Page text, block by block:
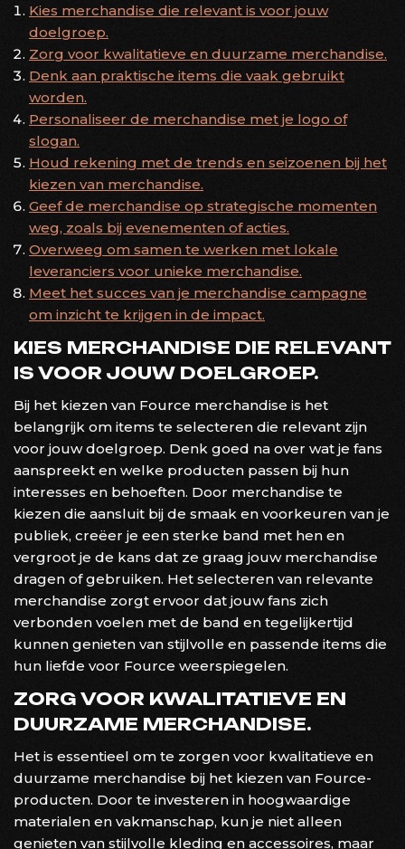
Kies merchandise die relevant is voor jouw
doelgroep.
Zorg voor kwalitatieve en duurzame merchandise.
Denk aan praktische items die vaak gebruikt
worden.
Personaliseer de merchandise met je logo of
slogan.
Houd rekening met de trends en seizoenen bij het
kiezen van merchandise.
Geef de merchandise op strategische momenten
weg, zoals bij evenementen of acties.
Overweeg om samen te werken met lokale
leveranciers voor unieke merchandise.
Meet het succes van je merchandise campagne
om inzicht te krijgen in de impact.
KIES MERCHANDISE DIE RELEVANT
IS VOOR JOUW DOELGROEP.
Bij het kiezen van Fource merchandise is het
belangrijk om items te selecteren die relevant zijn
voor jouw doelgroep. Denk goed na over wat je fans
aanspreekt en welke producten passen bij hun
interesses en behoeften. Door merchandise te
kiezen die aansluit bij de smaak en voorkeuren van je
publiek, creëer je een sterke band met hen en
vergroot je de kans dat ze graag jouw merchandise
dragen of gebruiken. Het selecteren van relevante
merchandise zorgt ervoor dat jouw fans zich
verbonden voelen met de band en tegelijkertijd
kunnen genieten van stijlvolle en passende items die
hun liefde voor Fource weerspiegelen.
ZORG VOOR KWALITATIEVE EN
DUURZAME MERCHANDISE.
Het is essentieel om te zorgen voor kwalitatieve en
duurzame merchandise bij het kiezen van Fource-
producten. Door te investeren in hoogwaardige
materialen en vakmanschap, kun je niet alleen
genieten van stijlvolle kleding en accessoires, maar